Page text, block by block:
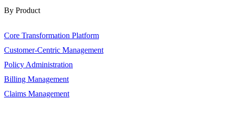
By Product
Core Transformation Platform
Customer-Centric Management
Policy Administration
Billing Management
Claims Management